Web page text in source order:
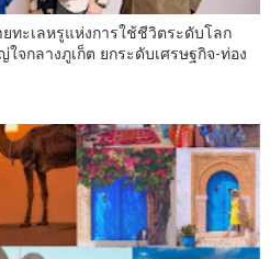
ทะเลหรูแห่งการใช้ชีวิตระดับโลก
จกลางภูเก็ต ยกระดับเศรษฐกิจ-ท่อง